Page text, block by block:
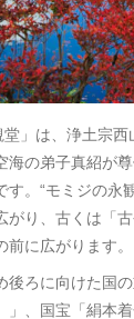
」は、浄土宗西
海の弟子真紹が
す。“モミジの永
がり、古くは「
に広がります。
後ろに向けた国
」、国宝「絹本